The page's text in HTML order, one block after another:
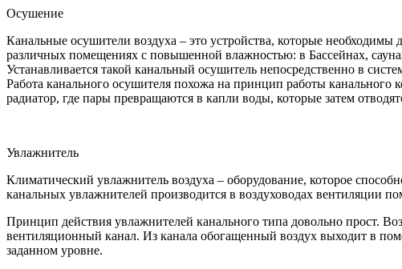
Осушение
Канальные осушители воздуха – это устройства, которые
различных помещениях с повышенной влажностью: в Бассейнах,
Устанавливается такой канальный осушитель непосредственно в
Работа канального осушителя похожа на принцип работы канального
радиатор, где пары превращаются в капли воды, которые затем
Увлажнитель
Климатический увлажнитель воздуха – оборудование, которое
канальных увлажнителей производится в воздуховодах вентиляции
Принцип действия увлажнителей канального типа довольно прост.
вентиляционный канал. Из канала обогащенный воздух выходит в
заданном уровне.